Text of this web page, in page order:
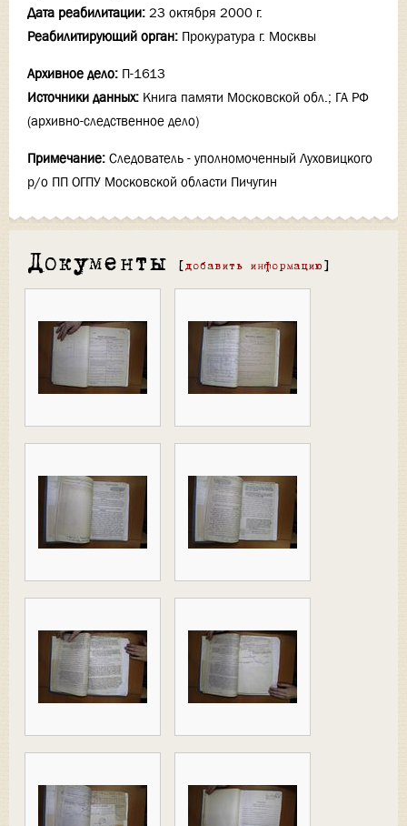
Дата реабилитации: 23 октября 2000 г.
Реабилитирующий орган: Прокуратура г. Москвы
Архивное дело: П-1613
Источники данных: Книга памяти Московской обл.; ГА РФ
(архивно-следственное дело)
Примечание: Следователь - уполномоченный Луховицкого
р/о ПП ОГПУ Московской области Пичугин
Документы [ добавить информацию ]